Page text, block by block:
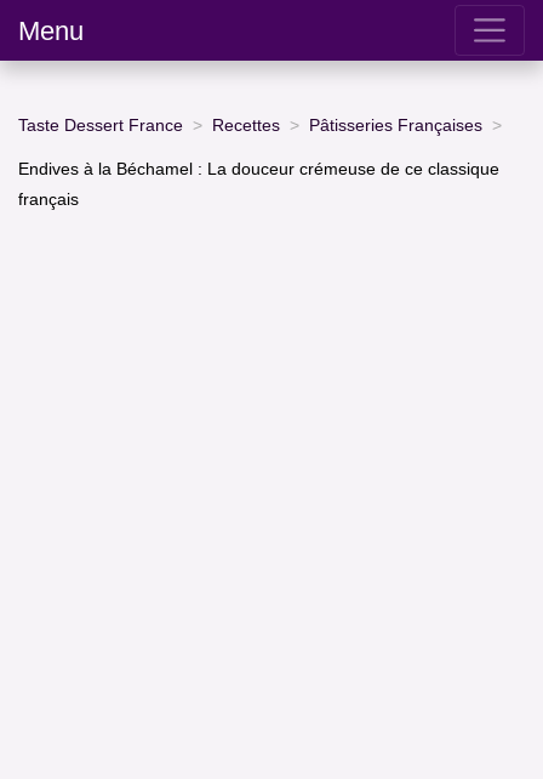
Menu
Taste Dessert France Recettes Pâtisseries Françaises
Endives à la Béchamel : La douceur crémeuse de ce classique
français